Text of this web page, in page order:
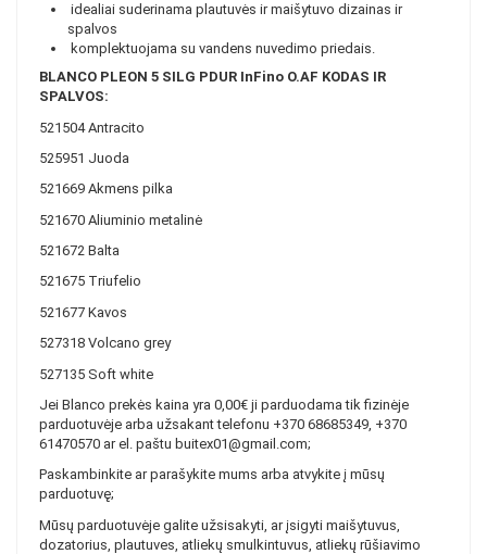
idealiai suderinama plautuvės ir maišytuvo dizainas ir
spalvos
komplektuojama su vandens nuvedimo priedais.
BLANCO PLEON 5 SILG PDUR InFino O.AF KODAS IR
SPALVOS:
521504 Antracito
525951 Juoda
521669 Akmens pilka
521670 Aliuminio metalinė
521672 Balta
521675 Triufelio
521677 Kavos
527318 Volcano grey
527135 Soft white
Jei Blanco prekės kaina yra 0,00€ ji parduodama tik fizinėje
parduotuvėje arba užsakant telefonu +370 68685349, +370
61470570 ar el. paštu buitex01@gmail.com;
Paskambinkite ar parašykite mums arba atvykite į mūsų
parduotuvę;
Mūsų parduotuvėje galite užsisakyti, ar įsigyti maišytuvus,
dozatorius, plautuves, atliekų smulkintuvus, atliekų rūšiavimo